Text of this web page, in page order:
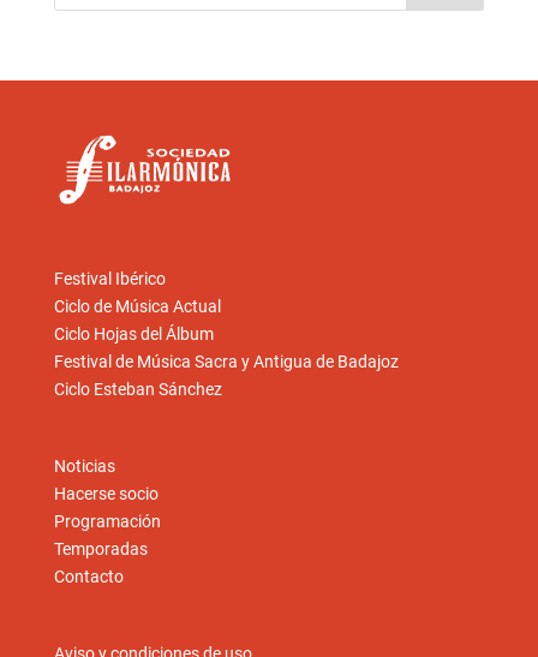
Festival Ibérico
Ciclo de Música Actual
Ciclo Hojas del Álbum
Festival de Música Sacra y Antigua de Badajoz
Ciclo Esteban Sánchez
Noticias
Hacerse socio
Programación
Temporadas
Contacto